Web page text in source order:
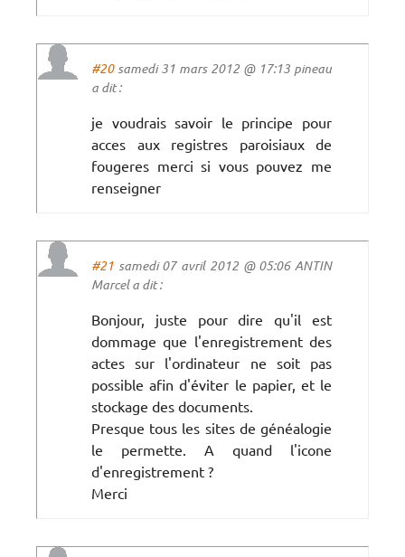
#20samedi 31 mars 2012 @ 17:13 pineau
a dit :
je voudrais savoir le principe pour
acces aux registres paroisiaux de
fougeres merci si vous pouvez me
renseigner
#21 samedi 07 avril 2012 @ 05:06 ANTIN
Marcel a dit :
Bonjour, juste pour dire qu'il est
dommage que l'enregistrement des
actes sur l'ordinateur ne soit pas
possible afin d'éviter le papier, et le
stockage des documents.
Presque tous les sites de généalogie
le permette. A quand l'icone
d'enregistrement ?
Merci